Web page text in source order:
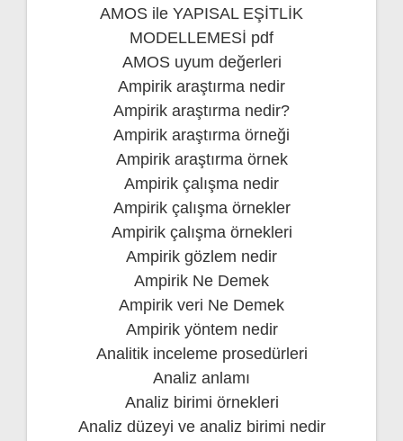
AMOS ile YAPISAL EŞİTLİK
MODELLEMESİ pdf
AMOS uyum değerleri
Ampirik araştırma nedir
Ampirik araştırma nedir?
Ampirik araştırma örneği
Ampirik araştırma örnek
Ampirik çalışma nedir
Ampirik çalışma örnekler
Ampirik çalışma örnekleri
Ampirik gözlem nedir
Ampirik Ne Demek
Ampirik veri Ne Demek
Ampirik yöntem nedir
Analitik inceleme prosedürleri
Analiz anlamı
Analiz birimi örnekleri
Analiz düzeyi ve analiz birimi nedir